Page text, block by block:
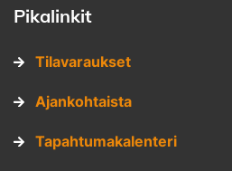
Pikalinkit
Tilavaraukset
Ajankohtaista
Tapahtumakalenteri